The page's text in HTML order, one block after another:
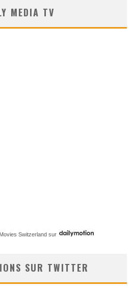
MEDIA TV
Switzerland sur
SUR TWITTER